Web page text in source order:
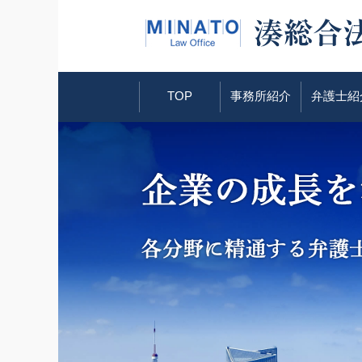
TOP 事務所紹介 弁護士紹